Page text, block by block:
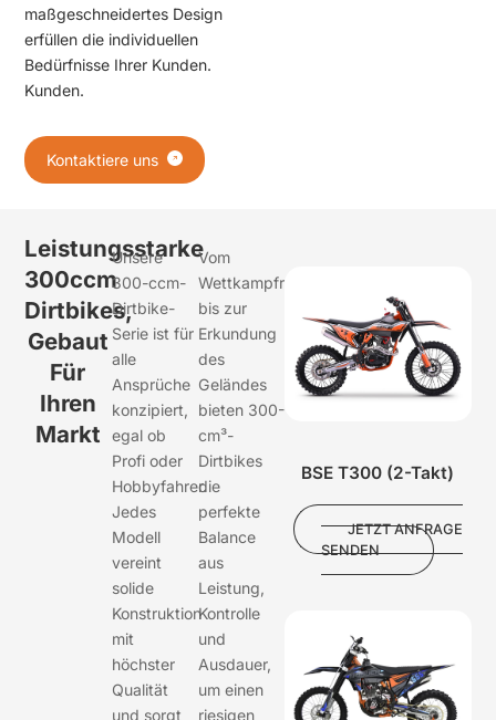
maßgeschneidertes Design
erfüllen die individuellen
Bedürfnisse Ihrer Kunden.
Kunden.
Kontaktiere uns
Leistungsstarke
300ccm
Dirtbikes,
Gebaut
Für
Ihren
Markt
Unsere
300-ccm-
Dirtbike-
Serie ist für
alle
Ansprüche
konzipiert,
egal ob
Profi oder
Hobbyfahrer.
Jedes
Modell
vereint
solide
Konstruktion
mit
höchster
Qualität
und sorgt
Vom
Wettkampfrennen
bis zur
Erkundung
des
Geländes
bieten 300-
cm³-
Dirtbikes
die
perfekte
Balance
aus
Leistung,
Kontrolle
und
Ausdauer,
um einen
riesigen
BSE T300 (2-Takt)
JETZT ANFRAGE
SENDEN